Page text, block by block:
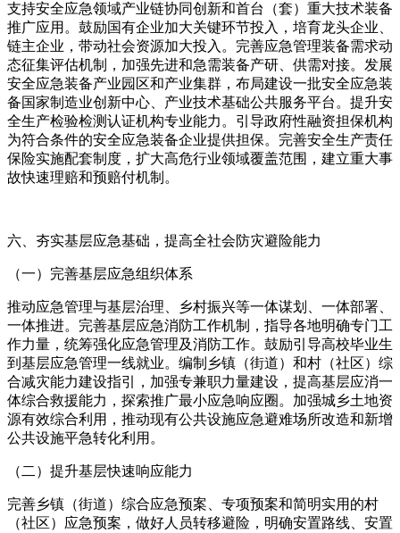
支持安全应急领域产业链协同创新和首台（套）重大技术装备
推广应用。鼓励国有企业加大关键环节投入，培育龙头企业、
链主企业，带动社会资源加大投入。完善应急管理装备需求动
态征集评估机制，加强先进和急需装备产研、供需对接。发展
安全应急装备产业园区和产业集群，布局建设一批安全应急装
备国家制造业创新中心、产业技术基础公共服务平台。提升安
全生产检验检测认证机构专业能力。引导政府性融资担保机构
为符合条件的安全应急装备企业提供担保。完善安全生产责任
保险实施配套制度，扩大高危行业领域覆盖范围，建立重大事
故快速理赔和预赔付机制。
六、夯实基层应急基础，提高全社会防灾避险能力
（一）完善基层应急组织体系
推动应急管理与基层治理、乡村振兴等一体谋划、一体部署、
一体推进。完善基层应急消防工作机制，指导各地明确专门工
作力量，统筹强化应急管理及消防工作。鼓励引导高校毕业生
到基层应急管理一线就业。编制乡镇（街道）和村（社区）综
合减灾能力建设指引，加强专兼职力量建设，提高基层应消一
体综合救援能力，探索推广最小应急响应圈。加强城乡土地资
源有效综合利用，推动现有公共设施应急避难场所改造和新增
公共设施平急转化利用。
（二）提升基层快速响应能力
完善乡镇（街道）综合应急预案、专项预案和简明实用的村
（社区）应急预案，做好人员转移避险，明确安置路线、安置